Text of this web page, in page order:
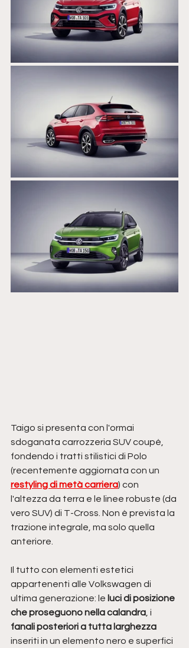
Taigo si presenta con l'ormai
sdoganata carrozzeria SUV coupé,
fondendo i tratti stilistici di Polo
(recentemente aggiornata con un
restyling di metà carriera) con
l'altezza da terra e le linee robuste (da
vero SUV) di T-Cross. Non è prevista la
trazione integrale, ma solo quella
anteriore.
Il tutto con elementi estetici
appartenenti alle Volkswagen di
ultima generazione: le luci di posizione
che proseguono nella calandra, i
fanali posteriori a tutta larghezza
inseriti in un elemento nero e superfici